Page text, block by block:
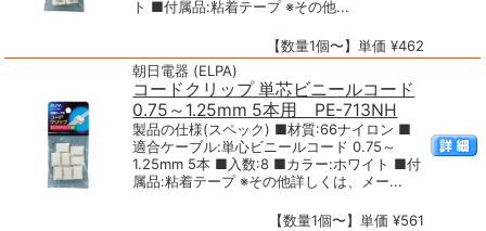
ト ■付属品:粘着テープ ※その他...
【数量1個〜】単価 ¥462
朝日電器 (ELPA)
コードクリップ 単芯ビニールコード
0.75～1.25mm 5本用 PE-713NH
製品の仕様(スペック) ■材質:66ナイロン ■
適合ケーブル:単心ビニールコード 0.75～
1.25mm 5本 ■入数:8 ■カラー:ホワイト ■付
属品:粘着テープ ※その他詳しくは、メー...
【数量1個〜】単価 ¥561